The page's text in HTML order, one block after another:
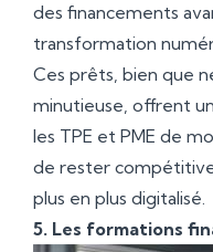
des financements
transformation
Ces prêts, bien que
minutieuse, offrent
les TPE et PME de
de rester
plus en plus digitalisé.
5. Les formations